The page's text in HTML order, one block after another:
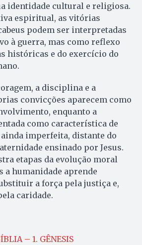
identidade cultural e religiosa.
espiritual, as vitórias
podem ser interpretadas
à guerra, mas como reflexo
históricas e do exercício do
a disciplina e a
convicções aparecem como
enquanto a
como característica de
imperfeita, distante do
ensinado por Jesus.
etapas da evolução moral
a humanidade aprende
a força pela justiça e,
caridade.
– 1. GÊNESIS